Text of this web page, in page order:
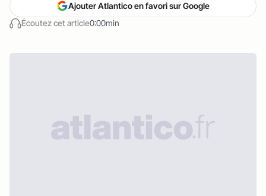
Écoutez cet article0:00min
Ajouter Atlantico en favori sur Google